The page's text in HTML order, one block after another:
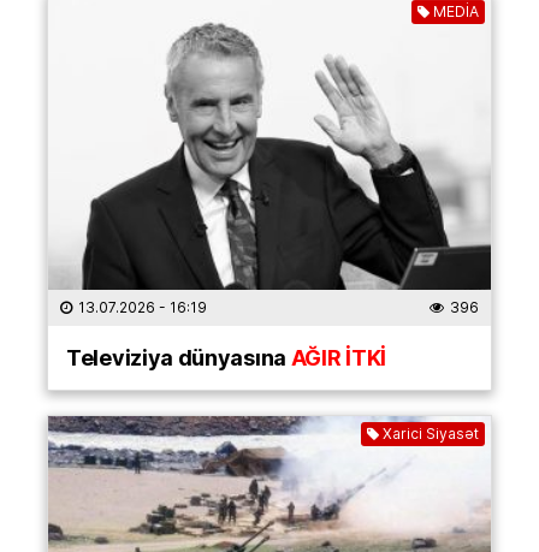
MEDİA
13.07.2026 - 16:19 396
Televiziya dünyasınaAĞIR İTKİ
Xarici Siyasət